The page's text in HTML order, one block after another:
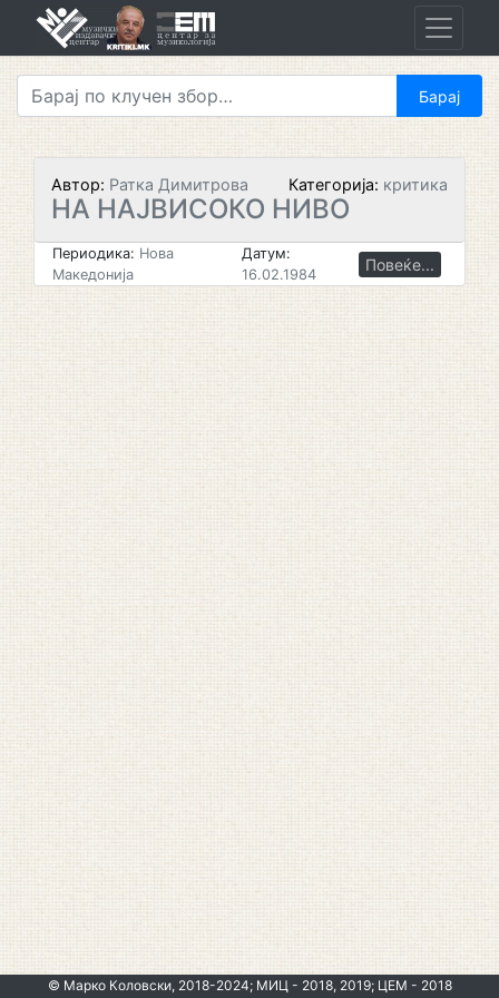
Автор: Ратка Димитрова Категорија: критика
НА НАЈВИСОКО НИВО
Периодика: Нова
Македонија
Датум:
16.02.1984
Повеќе...
© Марко Коловски, 2018-2024; МИЦ - 2018, 2019; ЦЕМ - 2018